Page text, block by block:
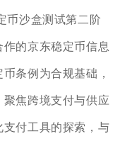
币沙盒测试第二阶
的京东稳定币信息
条例为合规基础，
焦跨境支付与供应
付工具的探索，与